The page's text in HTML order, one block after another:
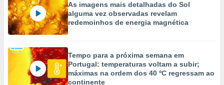
As imagens mais detalhadas do Sol
alguma vez observadas revelam
redemoinhos de energia magnética
Tempo para a próxima semana em
Portugal: temperaturas voltam a subir;
máximas na ordem dos 40 ºC regressam ao
continente